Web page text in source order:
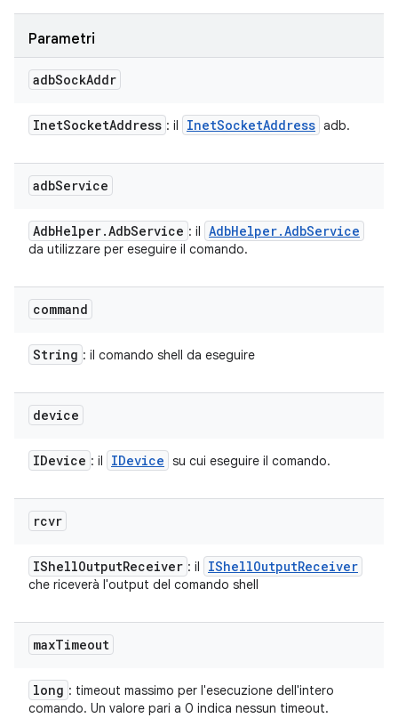
Parametri
adbSockAddr
InetSocketAddress : il InetSocketAddress adb.
adbService
AdbHelper.AdbService : il AdbHelper.AdbService
da utilizzare per eseguire il comando.
command
String : il comando shell da eseguire
device
IDevice : il IDevice su cui eseguire il comando.
rcvr
IShellOutputReceiver : il IShellOutputReceiver
che riceverà l'output del comando shell
maxTimeout
long : timeout massimo per l'esecuzione dell'intero
comando. Un valore pari a 0 indica nessun timeout.